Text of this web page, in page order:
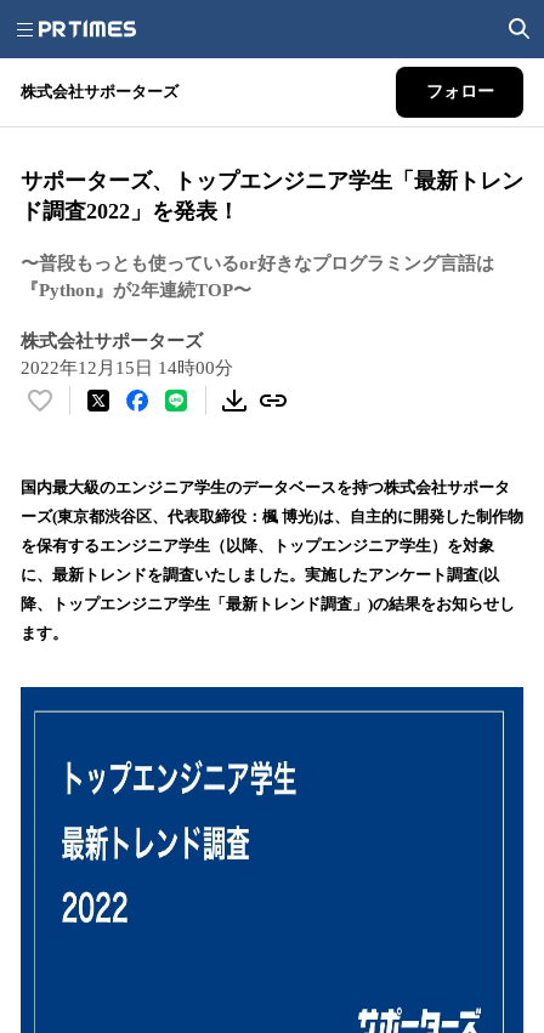
株式会社サポーターズ フォロー
サポーターズ、トップエンジニア学生「最新トレン
ド調査2022」を発表！
〜普段もっとも使っているor好きなプログラミング言語は
『Python』が2年連続TOP〜
株式会社サポーターズ
2022年12月15日 14時00分
い
！
数
を
読
込
み
で
す
国内最大級のエンジニア学生のデータベースを持つ株式会社サポータ
ーズ(東京都渋谷区、代表取締役：楓 博光)は、自主的に開発した制作物
を保有するエンジニア学生（以降、トップエンジニア学生）を対象
に、最新トレンドを調査いたしました。実施したアンケート調査(以
降、トップエンジニア学生「最新トレンド調査」)の結果をお知らせし
ます。